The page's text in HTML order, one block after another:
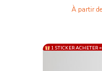
À partir de
1 STICKER ACHETER